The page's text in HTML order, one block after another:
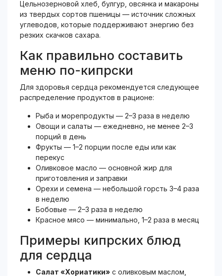
Цельнозерновой хлеб, булгур, овсянка и макароны
из твердых сортов пшеницы — источник сложных
углеводов, которые поддерживают энергию без
резких скачков сахара.
Как правильно составить
меню по-кипрски
Для здоровья сердца рекомендуется следующее
распределение продуктов в рационе:
Рыба и морепродукты — 2–3 раза в неделю
Овощи и салаты — ежедневно, не менее 2–3
порций в день
Фрукты — 1–2 порции после еды или как
перекус
Оливковое масло — основной жир для
приготовления и заправки
Орехи и семена — небольшой горсть 3–4 раза
в неделю
Бобовые — 2–3 раза в неделю
Красное мясо — минимально, 1–2 раза в месяц
Примеры кипрских блюд
для сердца
Салат «Хориатики» с оливковым маслом,